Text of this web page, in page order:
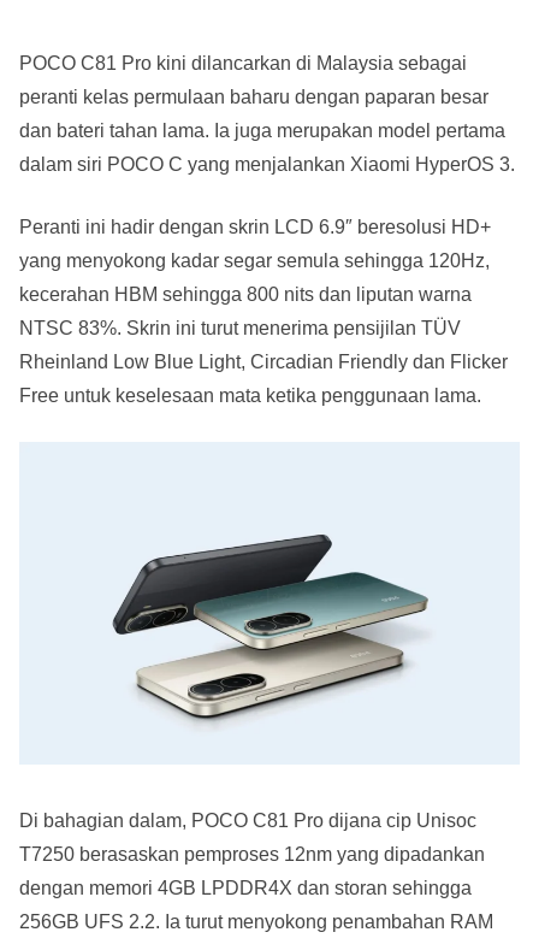
POCO C81 Pro kini dilancarkan di Malaysia sebagai
peranti kelas permulaan baharu dengan paparan besar
dan bateri tahan lama. Ia juga merupakan model pertama
dalam siri POCO C yang menjalankan Xiaomi HyperOS 3.
Peranti ini hadir dengan skrin LCD 6.9″ beresolusi HD+
yang menyokong kadar segar semula sehingga 120Hz,
kecerahan HBM sehingga 800 nits dan liputan warna
NTSC 83%. Skrin ini turut menerima pensijilan TÜV
Rheinland Low Blue Light, Circadian Friendly dan Flicker
Free untuk keselesaan mata ketika penggunaan lama.
Di bahagian dalam, POCO C81 Pro dijana cip Unisoc
T7250 berasaskan pemproses 12nm yang dipadankan
dengan memori 4GB LPDDR4X dan storan sehingga
256GB UFS 2.2. Ia turut menyokong penambahan RAM